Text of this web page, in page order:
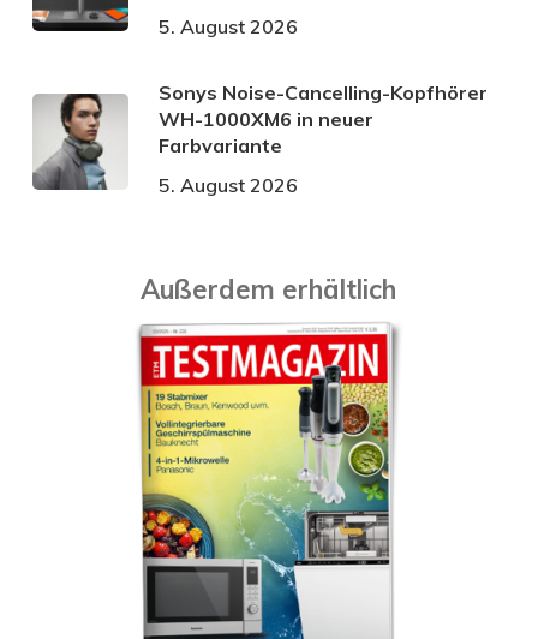
5. August 2026
Sonys Noise-Cancelling-Kopfhörer
WH-1000XM6 in neuer
Farbvariante
5. August 2026
Außerdem erhältlich